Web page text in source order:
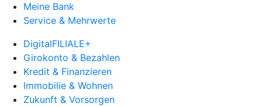
Meine Bank
Service & Mehrwerte
DigitalFILIALE+
Girokonto & Bezahlen
Kredit & Finanzieren
Immobilie & Wohnen
Zukunft & Vorsorgen